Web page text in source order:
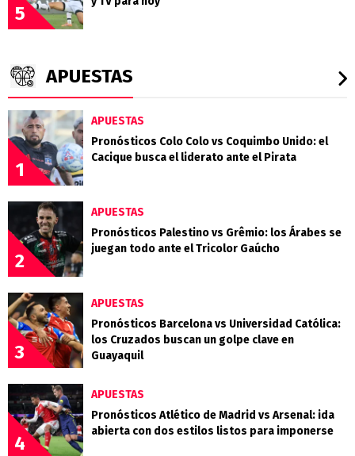
5
APUESTAS
1
APUESTAS
Pronósticos Colo Colo vs Coquimbo Unido: el
Cacique busca el liderato ante el Pirata
2
APUESTAS
Pronósticos Palestino vs Grêmio: los Árabes se
juegan todo ante el Tricolor Gaúcho
3
APUESTAS
Pronósticos Barcelona vs Universidad Católica:
los Cruzados buscan un golpe clave en
Guayaquil
4
APUESTAS
Pronósticos Atlético de Madrid vs Arsenal: ida
abierta con dos estilos listos para imponerse